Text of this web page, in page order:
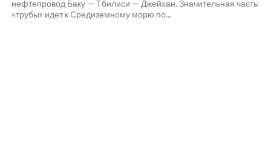
нефтепровод Баку — Тбилиси — Джейхан. Значительная часть
«трубы» идет к Средиземному морю по...